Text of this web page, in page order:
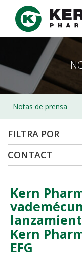
Pasar
contenido
Notas de prensa
FILTRA POR
CONTACT
Kern
Kern
EFG